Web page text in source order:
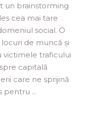
un brainstorming
cea mai tare
social. O
de muncă și
victimele traficului
capitală
care ne sprijină
pentru